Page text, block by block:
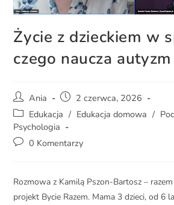
Życie z dzieckiem w
czego naucza autyzm
Ania
2 czerwca, 2026
Edukacja / Edukacja domowa /
Psychologia
0 Komentarzy
Rozmowa z Kamilą Pszon-Bartosz –
projekt Bycie Razem. Mama 3 dzieci, od 6